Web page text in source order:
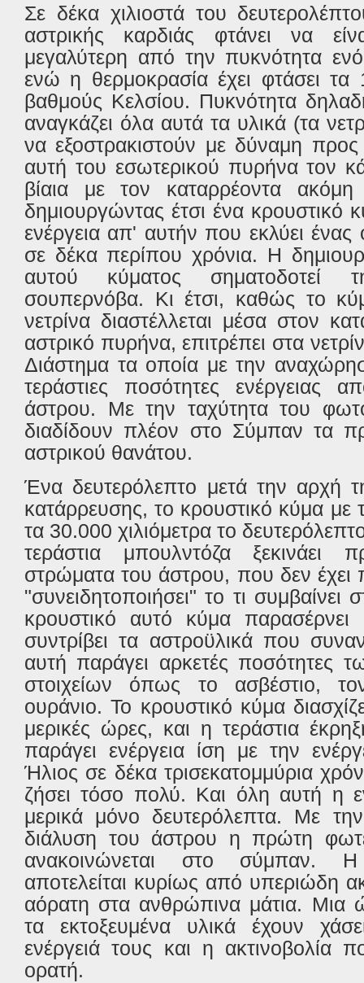
Σε δέκα χιλιοστά του
αστρικής καρδιάς φτάνει να
μεγαλύτερη από την πυκνότητα
ενώ η θερμοκρασία έχει φτάσει τα
βαθμούς Κελσίου. Πυκνότητα
αναγκάζει όλα αυτά τα υλικά (τα
να εξοστρακιστούν με δύναμη
αυτή του εσωτερικού πυρήνα τον
βίαια με τον καταρρέοντα
δημιουργώντας έτσι ένα κρουστικό
ενέργεια απ' αυτήν που εκλύει ένας
σε δέκα περίπου χρόνια. Η
αυτού κύματος σηματοδοτεί
σουπερνόβα. Κι έτσι, καθώς το
νετρίνα διαστέλλεται μέσα στον
αστρικό πυρήνα, επιτρέπει στα
Διάστημα τα οποία με την
τεράστιες ποσότητες ενέργειας
άστρου. Με την ταχύτητα του
διαδίδουν πλέον στο Σύμπαν τα
αστρικού θανάτου.
Ένα δευτερόλεπτο μετά την αρχή
κατάρρευσης, το κρουστικό κύμα με
τα 30.000 χιλιόμετρα το
τεράστια μπουλντόζα ξεκινάει
στρώματα του άστρου, που δεν έχει
"συνειδητοποιήσει" το τι
κρουστικό αυτό κύμα
συντρίβει τα αστροϋλικά που
αυτή παράγει αρκετές ποσότητες
στοιχείων όπως το ασβέστιο,
ουράνιο. Το κρουστικό κύμα
μερικές ώρες, και η τεράστια
παράγει ενέργεια ίση με την
Ήλιος σε δέκα τρισεκατομμύρια
ζήσει τόσο πολύ. Και όλη αυτή η
μερικά μόνο δευτερόλεπτα. Με την
διάλυση του άστρου η πρώτη
ανακοινώνεται στο σύμπαν.
αποτελείται κυρίως από υπεριώδη
αόρατη στα ανθρώπινα μάτια. Μια
τα εκτοξευμένα υλικά έχουν
ενέργειά τους και η ακτινοβολία
ορατή.